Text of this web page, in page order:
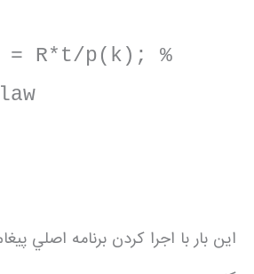
p(k); %
اين بار با اجرا كردن برنامه اصلي